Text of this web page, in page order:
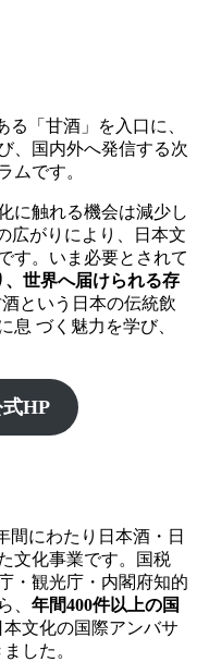
「甘酒」を入口に、
、国内外へ発信する次
ムです。
に触れる機会は減少し
広がりにより、日本文
す。いま必要とされて
世界へ届けられる存
という日本の伝統飲
息 づく魅力を学び、
式HP
間にわたり日本酒・日
文化事業です。国税
・観光庁・内閣府知的
、 年間400件以上の国
文化の国際アンバサ
した。